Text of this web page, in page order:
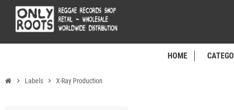
HOME
chevron_right Labels chevron_right X-Ray Production